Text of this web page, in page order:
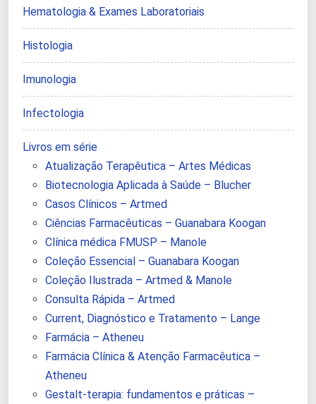
Hematologia & Exames Laboratoriais
Histologia
Imunologia
Infectologia
Livros em série
Atualização Terapêutica – Artes Médicas
Biotecnologia Aplicada à Saúde – Blucher
Casos Clínicos – Artmed
Ciências Farmacêuticas – Guanabara Koogan
Clínica médica FMUSP – Manole
Coleção Essencial – Guanabara Koogan
Coleção Ilustrada – Artmed & Manole
Consulta Rápida – Artmed
Current, Diagnóstico e Tratamento – Lange
Farmácia – Atheneu
Farmácia Clínica & Atenção Farmacêutica –
Atheneu
Gestalt-terapia: fundamentos e práticas –